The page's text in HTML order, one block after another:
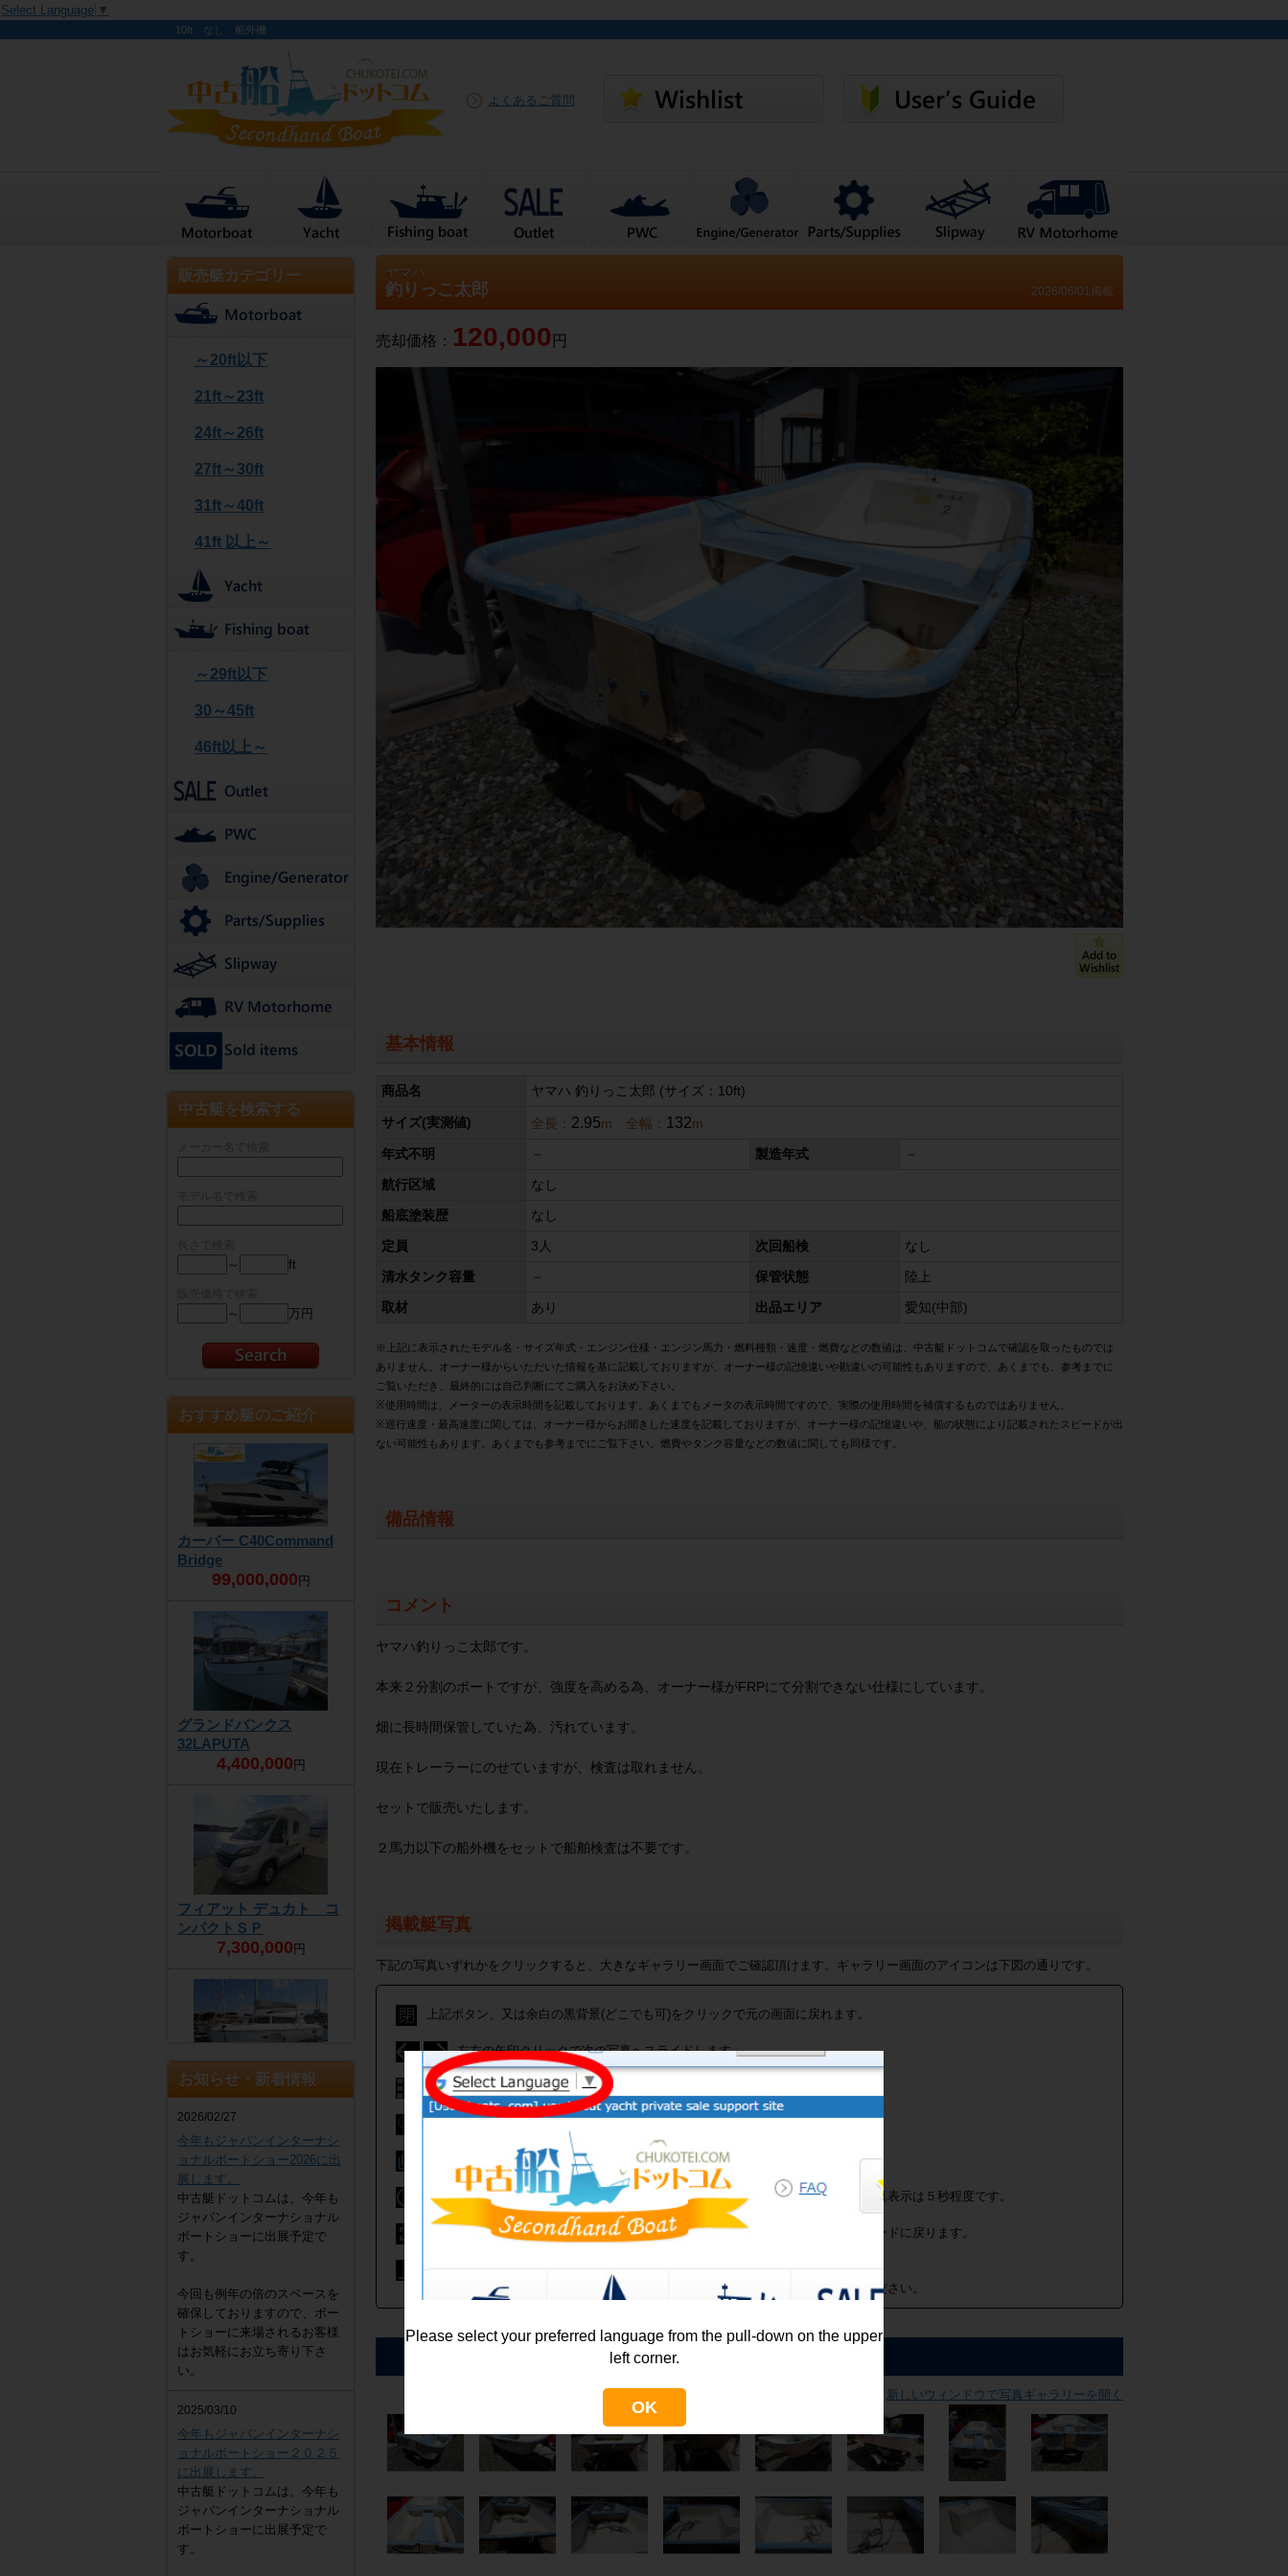
Select Language ▼
10ft なし 船外機
よくあるご質問
販売艇カテゴリー
～20ft以下
21ft～23ft
24ft～26ft
27ft～30ft
31ft～40ft
41ft 以上～
～29ft以下
30～45ft
46ft以上～
中古艇を検索する
～ ft
～ 万円
おすすめ艇のご紹介
カーバー C40Command
Bridge
99,000,000円
グランドバンクス
32LAPUTA
4,400,000 円
フィアット デュカト コ
ンパクトＳＰ
7,300,000 円
商談中
ヤンマー DE30EZ
お知らせ・新着情報
2026/02/27
今年もジャパンインターナシ
ョナルボートショー2026に出
展します。
中古艇ドットコムは、今年も
ジャパンインターナショナル
ボートショーに出展予定で
す。
今回も例年の倍のスペースを
確保しておりますので、ボー
トショーに来場されるお客様
はお気軽にお立ち寄り下さ
い。
2025/03/10
今年もジャパンインターナシ
ョナルボートショー２０２５
に出展します。
中古艇ドットコムは、今年も
ジャパンインターナショナル
ボートショーに出展予定で
す。
ヤマハ
釣りっこ太郎 2026/06/01掲載
売却価格： 120,000 円
基本情報
商品名 ヤマハ 釣りっこ太郎 (サイズ：10ft)
サイズ(実測値) 全長： 2.95m 全幅： 132m
年式不明 製造年式
航行区域 なし
船底塗装歴 なし
定員 3人 次回船検 なし
清水タンク容量 保管状態 陸上
取材 あり 出品エリア 愛知(中部)
※上記に表示されたモデル名・サイズ年式・エンジン仕様・エンジン馬力・燃料種類・速度・燃費などの数値は、中古艇ドットコムで確認を取ったものでは
ありません。オーナー様からいただいた情報を基に記載しておりますが、オーナー様の記憶違いや勘違いの可能性もありますので、あくまでも、参考までに
ご覧いただき、最終的には自己判断にてご購入をお決め下さい。
※使用時間は、メーターの表示時間を記載しております。あくまでもメータの表示時間ですので、実際の使用時間を補償するものではありません。
※巡行速度・最高速度に関しては、オーナー様からお聞きした速度を記載しておりますが、オーナー様の記憶違いや、船の状態により記載されたスピードが出
ない可能性もあります。あくまでも参考までにご覧下さい。燃費やタンク容量などの数値に関しても同様です。
備品情報
コメント
ヤマハ釣りっこ太郎です。
本来２分割のボートですが、強度を高める為、オーナー様がFRPにて分割できない仕様にしています。
畑に長時間保管していた為、汚れています。
現在トレーラーにのせていますが、検査は取れません。
セットで販売いたします。
２馬力以下の船外機をセットで船舶検査は不要です。
掲載艇写真
下記の写真いずれかをクリックすると、大きなギャラリー画面でご確認頂けます。ギャラリー画面のアイコンは下図の通りです。
上記ボタン、又は余白の黒背景(どこでも可)をクリックで元の画面に戻れます。
左右の矢印クリックで次の写真へスライドします。
下に並んでいるサムネイル（小さい写真）を消したい場合
写真の一部分を拡大、または縮小したい場合にクリックしてください。
写真を拡大しすぎた場合に、元の写真の倍率（等倍）に戻します。
クリックすると、写真を自動で次に送るスライドショーが開始します。１枚の写真表示は５秒程度です。
ギャラリーを全画面モードで閲覧できます。もう一度クリックすると元の画面モードに戻ります。
表示している写真をダウンロード（自分のパソコンへ保存）します。
写真の権利は撮影者にありますので、他のウェブサイトへの無断掲載はお止めください。
新しいウィンドウで写真ギャラリーを開く
Please select your preferred language from the pull-down on the upper
left corner.
OK